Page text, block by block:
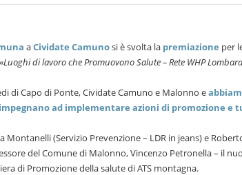
aCividate Camunosi è svolta la premiazione per
Luoghi di lavoro che Promuovono Salute – Rete WHP
di Capo di Ponte, Cividate Camuno e Malonno e
ad implementare azioni di promozione
Montanelli (Servizio Prevenzione – LDR in jeans) e
del Comune di Malonno, Vincenzo Petronella – il
di Promozione della salute di ATS montagna.